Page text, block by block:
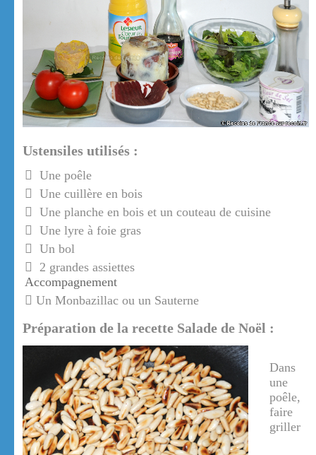
Ustensiles utilisés :
Une poêle
Une cuillère en bois
Une planche en bois et un couteau de cuisine
Une lyre à foie gras
Un bol
2 grandes assiettes
Accompagnement
Un Monbazillac ou un Sauterne
Préparation de la recette Salade de Noël :
Dans
une
poêle,
faire
griller